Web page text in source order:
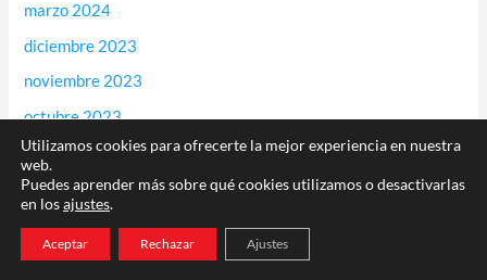
marzo 2024
diciembre 2023
noviembre 2023
octubre 2023
diciembre 2020
noviembre 2020
marzo 2020
Utilizamos cookies para ofrecerte la mejor experiencia en nuestra
web.
Puedes aprender más sobre qué cookies utilizamos o desactivarlas
en losajustes.
Aceptar Rechazar Ajustes